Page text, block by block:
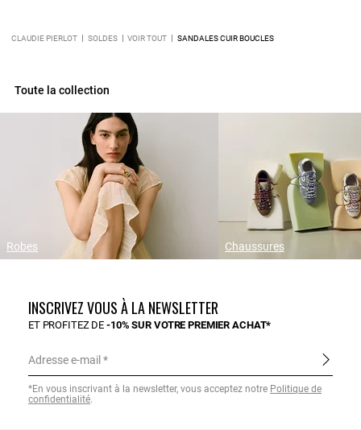
CLAUDIE PIERLOT SOLDES VOIR TOUT SANDALES CUIR BOUCLES
Toute la collection
Robes Chaussures
INSCRIVEZ VOUS À LA NEWSLETTER
ET PROFITEZ DE-10% SUR VOTRE PREMIER ACHAT*
Adresse e-mail
*En vous inscrivant à la newsletter, vous acceptez notre Politique de
confidentialité.